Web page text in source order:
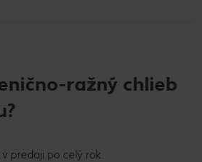
ražný chlieb
predaji po celý rok.